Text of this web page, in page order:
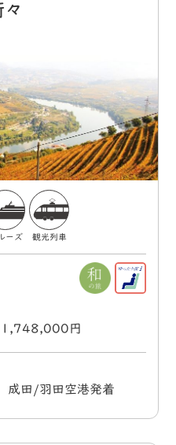
ーズ 観光列車
円
田/羽田空港発着